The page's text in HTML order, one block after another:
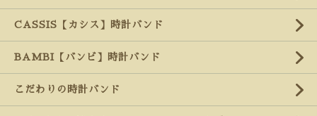
CASSIS【カシス】時計バンド
BAMBI【バンビ】時計バンド
こだわりの時計バンド